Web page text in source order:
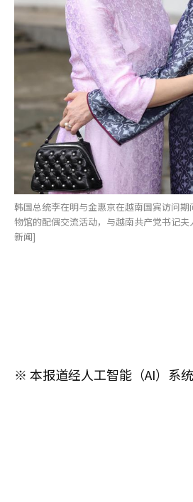
韩国总统李在明与金惠京在越南国宾访问
物馆的配偶交流活动，与越南共产党书记
新闻]
※ 本报道经人工智能（AI）系统